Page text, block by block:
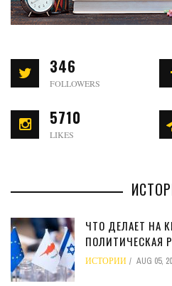
346
FOLLOWERS
5710
LIKES
ЧТО ДЕЛАЕТ НА
ПОЛИТИЧЕСКАЯ
ИСТОРИИ AUG 05,